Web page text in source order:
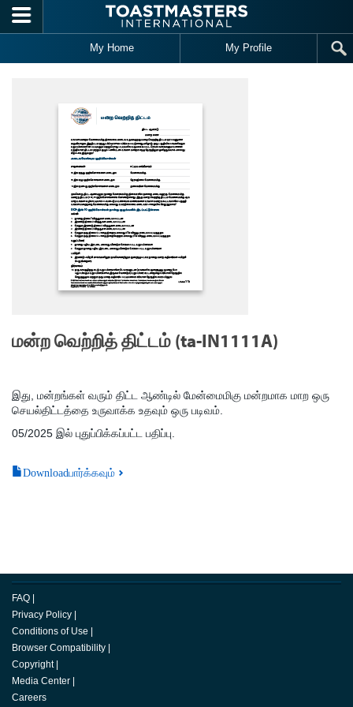
Skip to main content
My Home My Profile
மன்ற வெற்றித் திட்டம் (ta-IN1111A)
இது, மன்றங்கள் வரும் திட்ட ஆண்டில் மேன்மைமிகு மன்றமாக மாற ஒரு
செயல்திட்டத்தை உருவாக்க உதவும் ஒரு படிவம்.
05/2025 இல் புதுப்பிக்கப்பட்ட பதிப்பு.
Downloadபார்க்கவும்
FAQ
Privacy Policy
Conditions of Use
Browser Compatibility
Copyright
Media Center
Careers